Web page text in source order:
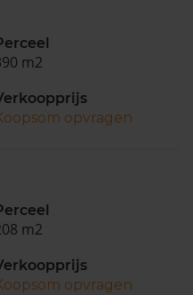
m2
opvragen
m2
opvragen